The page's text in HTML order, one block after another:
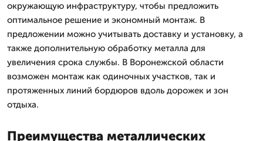
окружающую инфраструктуру, чтобы предложить
оптимальное решение и экономный монтаж. В
предложении можно учитывать доставку и установку, а
также дополнительную обработку металла для
увеличения срока службы. В Воронежской области
возможен монтаж как одиночных участков, так и
протяженных линий бордюров вдоль дорожек и зон
отдыха.
Преимущества металлических